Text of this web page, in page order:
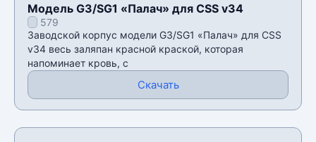
Модель G3/SG1 «Палач» для CSS v34
579
Заводской корпус модели G3/SG1 «Палач» для CSS
v34 весь заляпан красной краской, которая
напоминает кровь, с
Скачать